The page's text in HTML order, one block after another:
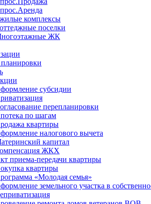
комплексы
поселки
ЖК
субсидии
перепланировки
по шагам
квартиры
налогового вычета
капитал
ЖКХ
приема-передачи квартиры
квартиры
«Молодая семья»
земельного участка в